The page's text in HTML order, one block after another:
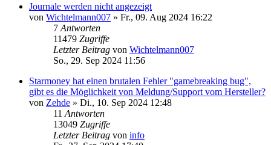
Journale werden nicht angezeigt
von Wichtelmann007 » Fr., 09. Aug 2024 16:22
7 Antworten
11479 Zugriffe
Letzter Beitrag von Wichtelmann007
So., 29. Sep 2024 11:56
Starmoney hat einen brutalen Fehler "gamebreaking bug",
gibt es die Möglichkeit von Meldung/Support vom Hersteller?
von Zehde » Di., 10. Sep 2024 12:48
11 Antworten
13049 Zugriffe
Letzter Beitrag von info